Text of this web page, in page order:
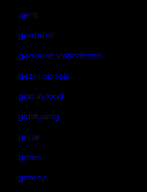
gent
geopunt
geopunt vlaanderen
gezin op reis
glas in lood
glasfusing
grijze
groen
groene